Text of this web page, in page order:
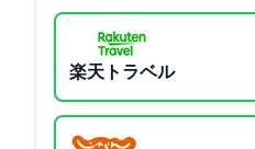
楽天トラベル